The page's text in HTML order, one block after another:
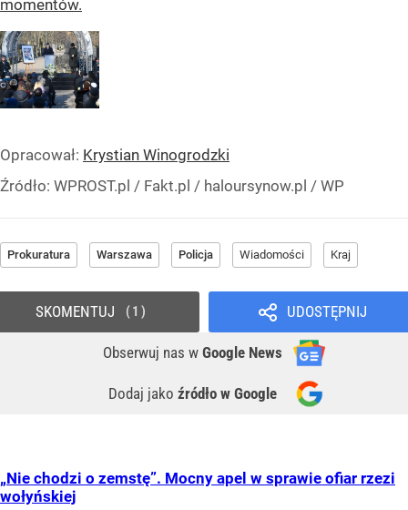
momentów.
Opracował: Krystian Winogrodzki
Źródło: WPROST.pl / Fakt.pl / haloursynow.pl / WP
Prokuratura Warszawa Policja Wiadomości Kraj
UDOSTĘPNIJ
Obserwuj nas w Google News
Dodaj jako źródło w Google
SKOMENTUJ 1
„Nie chodzi o zemstę”. Mocny apel w sprawie ofiar rzezi
wołyńskiej